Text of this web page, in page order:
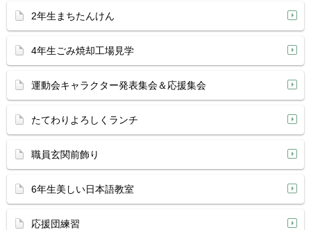
2年生まちたんけん
4年生ごみ焼却工場見学
運動会キャラクター発表集会＆応援集会
たてわりよろしくランチ
職員玄関前飾り
6年生美しい日本語教室
応援団練習